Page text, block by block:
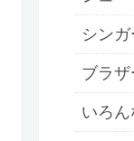
シン
ブラ
いろ